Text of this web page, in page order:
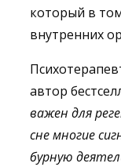
который в
внутренних
автор
важен для
сне многие
бурную